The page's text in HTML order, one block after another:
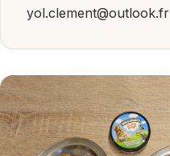
yol.clement@outlook.fr